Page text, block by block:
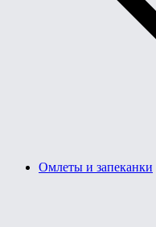
Омлеты и запеканки